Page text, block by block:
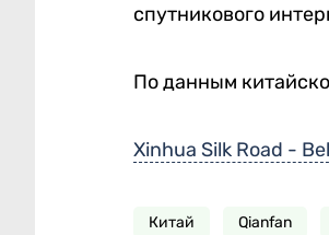
спутникового
По данным
Xinhua Silk Road -
Китай Qianfan